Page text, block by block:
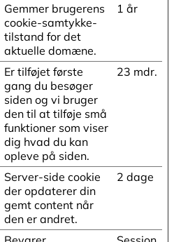
Gemmer brugerens
cookie-samtykke-
tilstand for det
aktuelle domæne.
1 år
Er tilføjet første
gang du besøger
siden og vi bruger
den til at tilføje små
funktioner som viser
dig hvad du kan
opleve på siden.
23 mdr.
Server-side cookie
der opdaterer din
gemt content når
den er andret.
2 dage